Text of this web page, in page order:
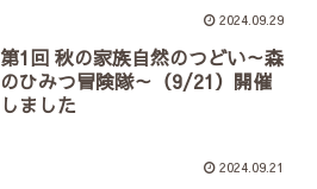
2024.09.29
第1回 秋の家族自然のつどい～森
のひみつ冒険隊～（9/21）開催
しました
2024.09.21